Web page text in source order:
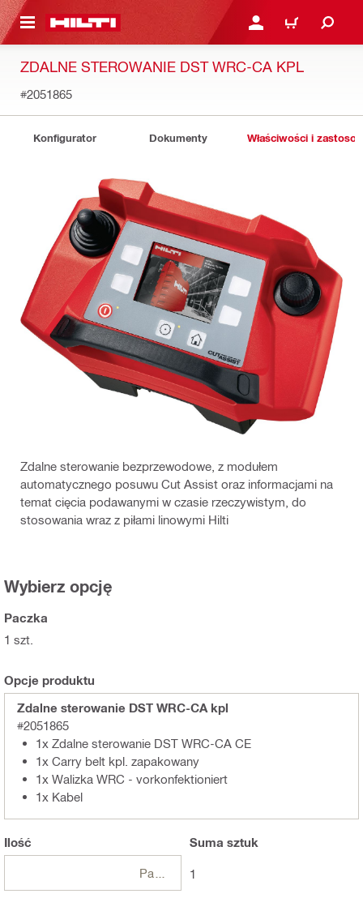
GŁÓWNEJ ZALOGUJ SIĘ LUB
KOSZYK
ZDALNE STEROWANIE DST WRC-CA KPL
#2051865
Konfigurator Dokumenty Właściwości i
Zdalne sterowanie bezprzewodowe, z modułem
automatycznego posuwu Cut Assist oraz informacjami na
temat cięcia podawanymi w czasie rzeczywistym, do
stosowania wraz z piłami linowymi Hilti
Wybierz opcję
Paczka
1 szt.
Opcje produktu
Zdalne sterowanie DST WRC-CA kpl
#2051865
1x Zdalne sterowanie DST WRC-CA CE
1x Carry belt kpl. zapakowany
1x Walizka WRC - vorkonfektioniert
1x Kabel
Ilość Suma sztuk
1